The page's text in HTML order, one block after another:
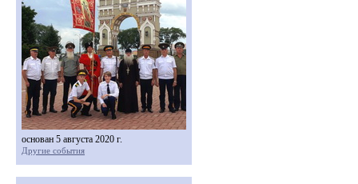
основан 5 августа 2020 г.
Другие события